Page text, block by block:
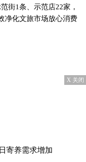
街1条、示范店22家，
净化文旅市场放心消费
X 关闭
寄养需求增加